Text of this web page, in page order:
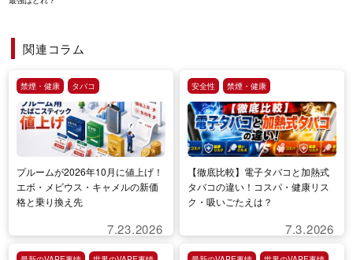
関連コラム
禁煙・健康 タバコ
プルームが2026年10月に値上げ！
エボ・メビウス・キャメルの新価
格と乗り換え先
7.23.2026
安全性 禁煙・健康
【徹底比較】電子タバコと加熱式
タバコの違い！コスパ・健康リス
ク・吸いごたえは？
7.3.2026